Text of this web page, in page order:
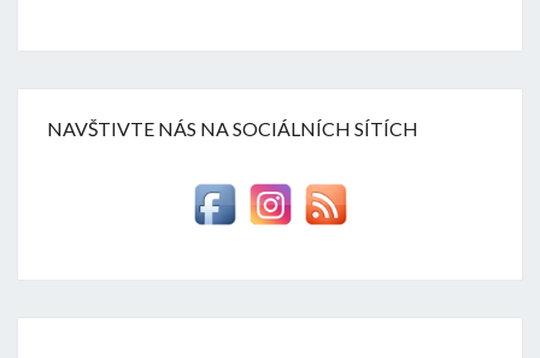
NAVŠTIVTE NÁS NA SOCIÁLNÍCH SÍTÍCH